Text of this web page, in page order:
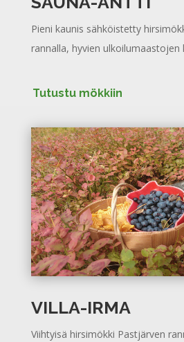
Pieni kaunis sähköistetty
rannalla, hyvien ulkoilumaastojen
Tutustu mökkiin
VILLA-IRMA
Viihtyisä hirsimökki Pastjärven